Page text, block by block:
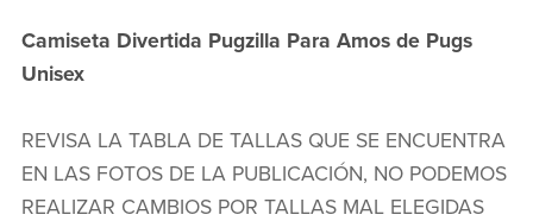
Camiseta Divertida Pugzilla Para Amos de Pugs
Unisex
REVISA LA TABLA DE TALLAS QUE SE ENCUENTRA
EN LAS FOTOS DE LA PUBLICACIÓN, NO PODEMOS
REALIZAR CAMBIOS POR TALLAS MAL ELEGIDAS